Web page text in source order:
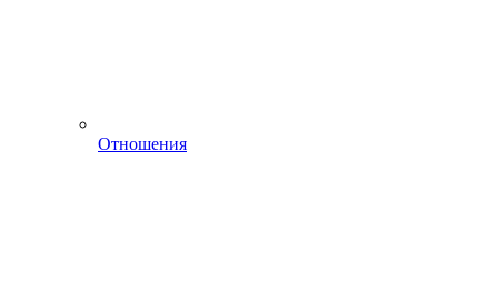
Отношения